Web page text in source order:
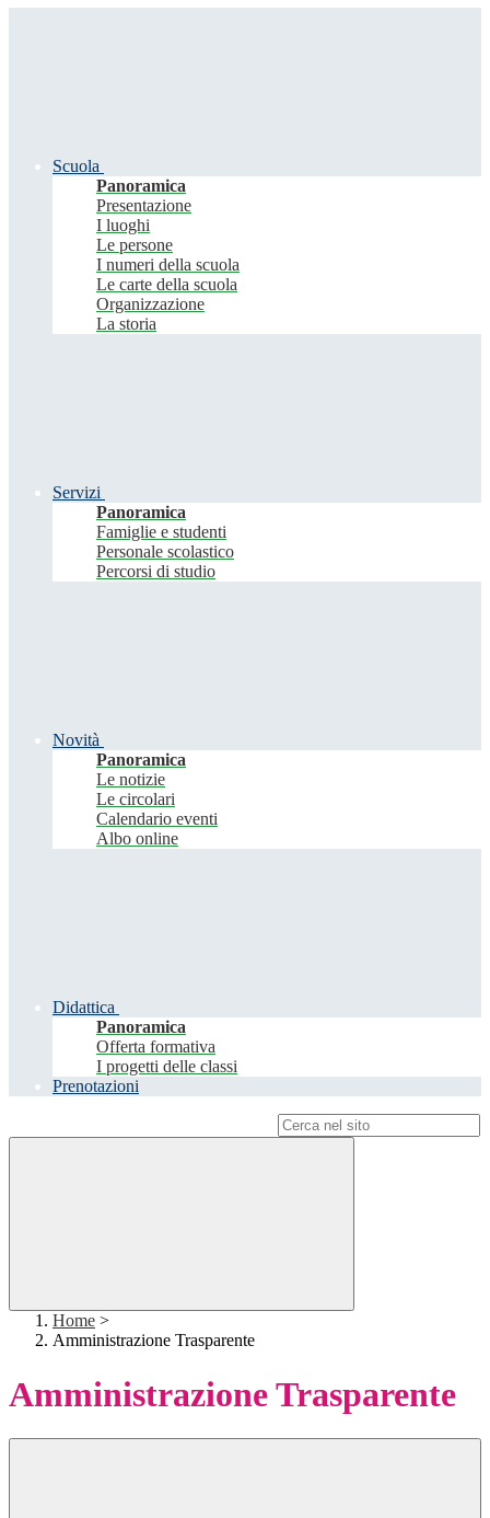
Scuola
Panoramica
Presentazione
I luoghi
Le persone
I numeri della scuola
Le carte della scuola
Organizzazione
La storia
Servizi
Panoramica
Famiglie e studenti
Personale scolastico
Percorsi di studio
Novità
Panoramica
Le notizie
Le circolari
Calendario eventi
Albo online
Didattica
Panoramica
Offerta formativa
I progetti delle classi
Prenotazioni
Home >
Amministrazione Trasparente
Amministrazione Trasparente